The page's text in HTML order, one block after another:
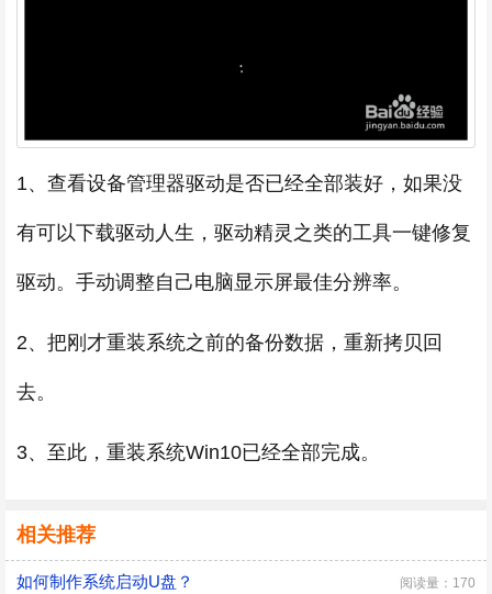
1、查看设备管理器驱动是否已经全部装好，如果没
有可以下载驱动人生，驱动精灵之类的工具一键修复
驱动。手动调整自己电脑显示屏最佳分辨率。
2、把刚才重装系统之前的备份数据，重新拷贝回
去。
3、至此，重装系统Win10已经全部完成。
相关推荐
如何制作系统启动U盘？ 阅读量：170